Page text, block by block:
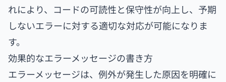
れにより、コードの可読性と保守性が向上し、予期
しないエラーに対する適切な対応が可能になりま
す。
効果的なエラーメッセージの書き方
エラーメッセージは、例外が発生した原因を明確に